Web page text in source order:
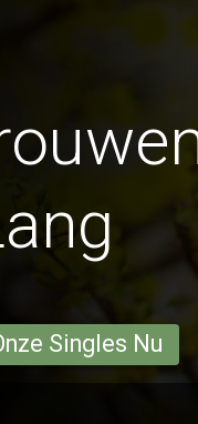
Singles Nu